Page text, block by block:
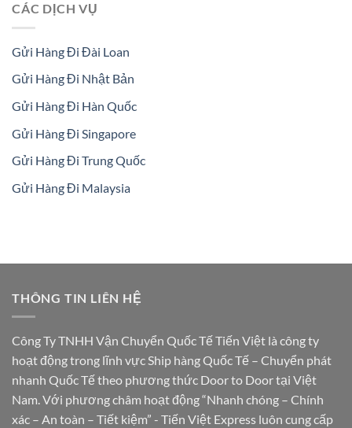
CÁC DỊCH VỤ
Gửi Hàng Đi Đài Loan
Gửi Hàng Đi Nhật Bản
Gửi Hàng Đi Hàn Quốc
Gửi Hàng Đi Singapore
Gửi Hàng Đi Trung Quốc
Gửi Hàng Đi Malaysia
THÔNG TIN LIÊN HỆ
Công Ty TNHH Vận Chuyển Quốc Tế Tiến Việt là công ty
hoạt động trong lĩnh vực Ship hàng Quốc Tế – Chuyển phát
nhanh Quốc Tế theo phương thức Door to Door tại Việt
Nam. Với phương châm hoạt động “Nhanh chóng – Chính
xác – An toàn – Tiết kiệm” - Tiến Việt Express luôn cung cấp